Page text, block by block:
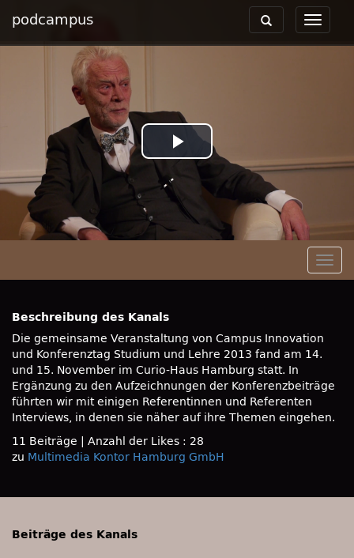
podcampus
Toggle
Toggle
navigation
Play
Video
Beschreibung des Kanals
Die gemeinsame Veranstaltung von Campus Innovation
und Konferenztag Studium und Lehre 2013 fand am 14.
und 15. November im Curio-Haus Hamburg statt. In
Ergänzung zu den Aufzeichnungen der Konferenzbeiträge
führten wir mit einigen Referentinnen und Referenten
Interviews, in denen sie näher auf ihre Themen eingehen.
11 Beiträge
Anzahl der Likes : 28
zu Multimedia Kontor Hamburg GmbH
Beiträge des Kanals